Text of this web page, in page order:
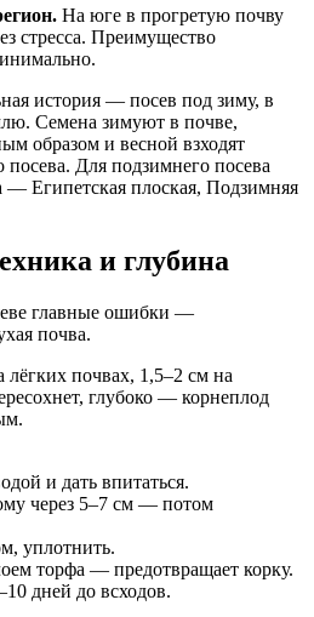
На юге в прогретую почву
стресса. Преимущество
история — посев под зиму, в
Семена зимуют в почве,
образом и весной взходят
Для подзимнего посева
Египетская плоская, Подзимняя
и глубина
главные ошибки —
почва.
лёгких почвах, 1,5–2 см на
глубоко — корнеплод
и дать впитаться.
через 5–7 см — потом
уплотнить.
торфа — предотвращает корку.
дней до всходов.